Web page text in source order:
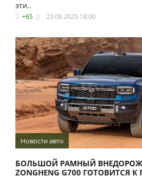
эти..
+65 23 06 2025 18:00
Новости авто
БОЛЬШОЙ РАМНЫЙ
ZONGHENG G700 ГОТОВИТСЯ К